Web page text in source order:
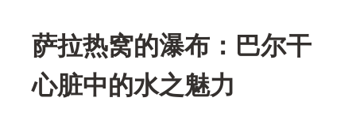
萨拉热窝的瀑布：巴尔干
心脏中的水之魅力